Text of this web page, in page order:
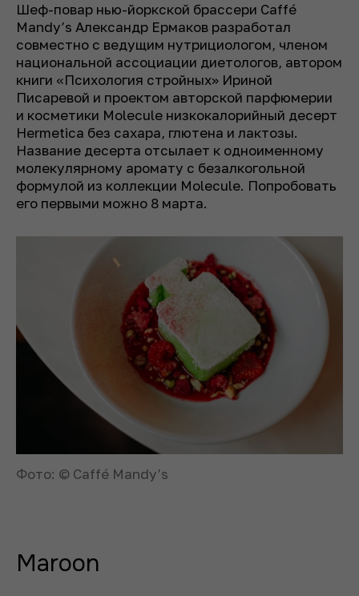
Шеф-повар нью-йоркской брассери Caffé
Mandy’s Александр Ермаков разработал
совместно с ведущим нутрициологом, членом
национальной ассоциации диетологов, автором
книги «Психология стройных» Ириной
Писаревой и проектом авторской парфюмерии
и косметики Molecule низкокалорийный десерт
Hermetica без сахара, глютена и лактозы.
Название десерта отсылает к одноименному
молекулярному аромату с безалкогольной
формулой из коллекции Molecule. Попробовать
его первыми можно 8 марта.
Фото: © Caffé Mandy’s
Maroon